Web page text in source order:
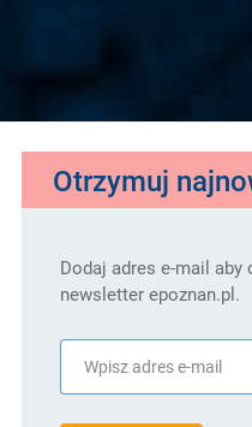
Otrzymuj
Dodaj adres e-mail
newsletter epoznan.pl.